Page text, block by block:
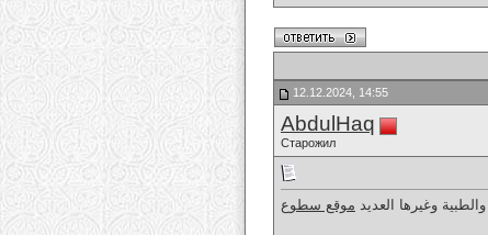
12.12.2024, 14:55
AbdulHaq
Старожил
وغيرها العديد موقع سطوع